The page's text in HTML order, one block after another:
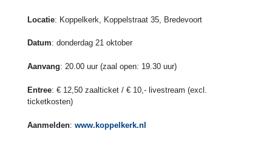
Locatie: Koppelkerk, Koppelstraat 35, Bredevoort
Datum: donderdag 21 oktober
Aanvang: 20.00 uur (zaal open: 19.30 uur)
Entree: € 12,50 zaalticket / € 10,- livestream (excl.
ticketkosten)
Aanmelden: www.koppelkerk.nl